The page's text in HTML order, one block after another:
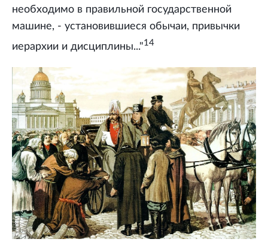
необходимо в правильной государственной
машине, - установившиеся обычаи, привычки
иерархии и дисциплины..."14